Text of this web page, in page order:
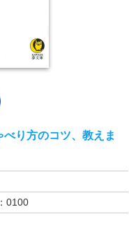
り方のコツ、教えま
0100